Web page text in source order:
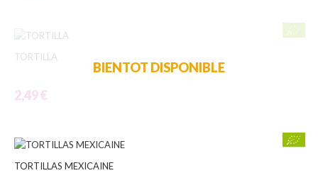
TORTILLA
2,49 €
BIENTOT DISPONIBLE
TORTILLAS MEXICAINE